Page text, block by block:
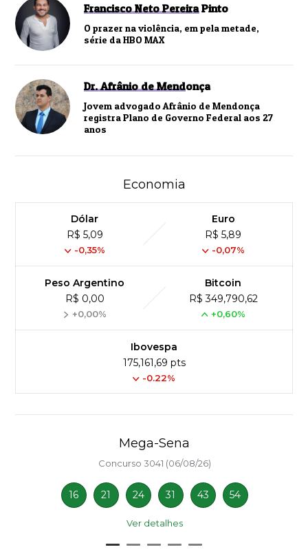
Francisco Neto Pereira Pinto
O prazer na violência, em pela metade,
série da HBO MAX
Dr. Afrânio de Mendonça
Jovem advogado Afrânio de Mendonça
registra Plano de Governo Federal aos 27
anos
Economia
Dólar
R$ 5,09
-0,35%
Euro
R$ 5,89
-0,07%
Peso Argentino
R$ 0,00
+0,00%
Bitcoin
R$ 349,790,62
+0,60%
Ibovespa
175,161,69 pts
-0.22%
Mega-Sena
Concurso 3041 (06/08/26)
16 21 24 31 43 54
Ver detalhes